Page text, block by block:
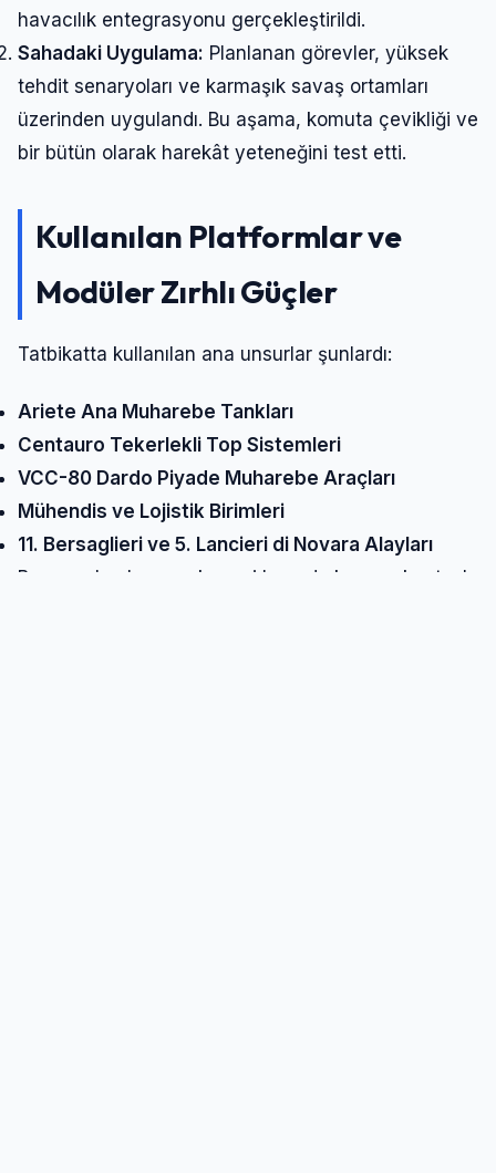
havacılık entegrasyonu gerçekleştirildi.
Sahadaki Uygulama: Planlanan görevler, yüksek
tehdit senaryoları ve karmaşık savaş ortamları
üzerinden uygulandı. Bu aşama, komuta çevikliği ve
bir bütün olarak harekât yeteneğini test etti.
Kullanılan Platformlar ve
Modüler Zırhlı Güçler
Tatbikatta kullanılan ana unsurlar şunlardı:
Ariete Ana Muharebe Tankları
Centauro Tekerlekli Top Sistemleri
VCC-80 Dardo Piyade Muharebe Araçları
Mühendis ve Lojistik Birimleri
11. Bersaglieri ve 5. Lancieri di Novara Alayları
Bu unsurlar, hem açık arazi hem de kısmen kentsel